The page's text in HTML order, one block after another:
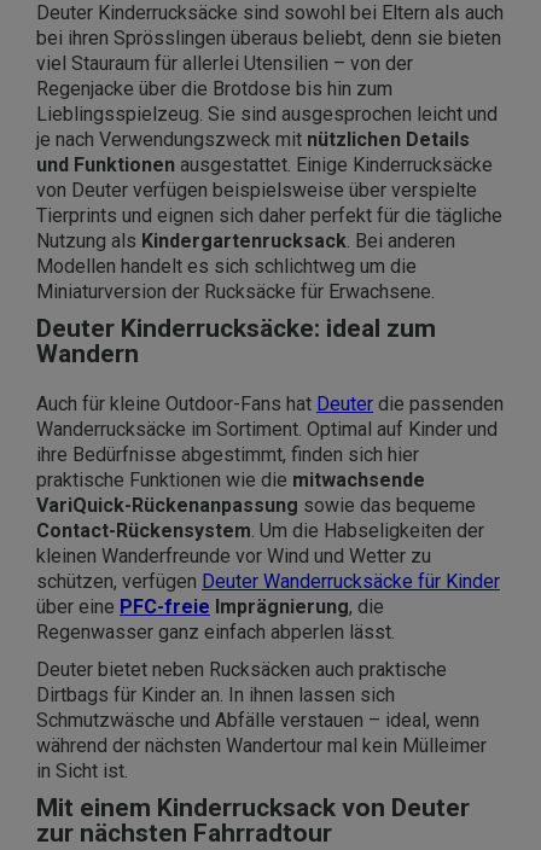
Deuter Kinderrucksäcke sind sowohl bei Eltern als auch
bei ihren Sprösslingen überaus beliebt, denn sie bieten
viel Stauraum für allerlei Utensilien – von der
Regenjacke über die Brotdose bis hin zum
Lieblingsspielzeug. Sie sind ausgesprochen leicht und
je nach Verwendungszweck mit nützlichen Details
und Funktionen ausgestattet. Einige Kinderrucksäcke
von Deuter verfügen beispielsweise über verspielte
Tierprints und eignen sich daher perfekt für die tägliche
Nutzung als Kindergartenrucksack. Bei anderen
Modellen handelt es sich schlichtweg um die
Miniaturversion der Rucksäcke für Erwachsene.
Deuter Kinderrucksäcke: ideal zum
Wandern
Auch für kleine Outdoor-Fans hat Deuter die passenden
Wanderrucksäcke im Sortiment. Optimal auf Kinder und
ihre Bedürfnisse abgestimmt, finden sich hier
praktische Funktionen wie die mitwachsende
VariQuick-Rückenanpassung sowie das bequeme
Contact-Rückensystem. Um die Habseligkeiten der
kleinen Wanderfreunde vor Wind und Wetter zu
schützen, verfügen Deuter Wanderrucksäcke für Kinder
über eine PFC-freie Imprägnierung, die
Regenwasser ganz einfach abperlen lässt.
Deuter bietet neben Rucksäcken auch praktische
Dirtbags für Kinder an. In ihnen lassen sich
Schmutzwäsche und Abfälle verstauen – ideal, wenn
während der nächsten Wandertour mal kein Mülleimer
in Sicht ist.
Mit einem Kinderrucksack von Deuter
zur nächsten Fahrradtour